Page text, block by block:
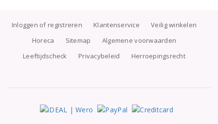
Inloggen of registreren Klantenservice
Veilig winkelen
Horeca
Sitemap
Algemene voorwaarden
Leeftijdscheck
Privacybeleid Herroepingsrecht